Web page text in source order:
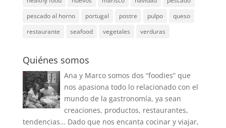
pescado al horno
portugal postre pulpo
queso
restaurante
seafood vegetales verduras
Quiénes somos
Ana y Marco somos dos “foodies” que
nos apasiona todo lo relacionado con el
mundo de la gastronomía, ya sean
creaciones, productos, restaurantes,
tendencias… Dado que nos encanta cocinar y viajar,